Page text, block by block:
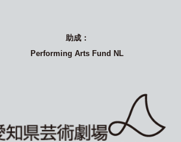
助成：
Performing Arts Fund NL